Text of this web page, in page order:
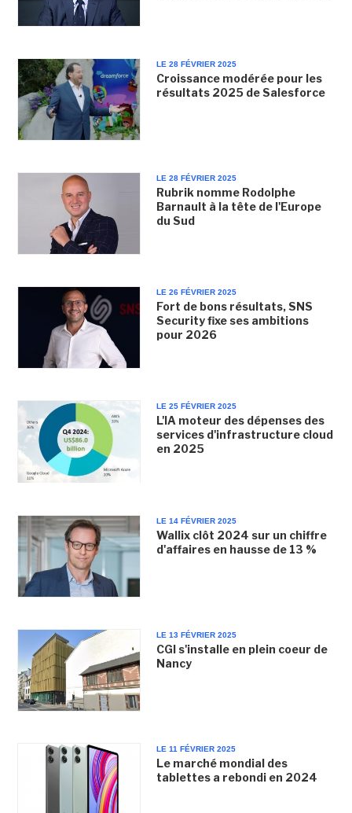
LE 28 FÉVRIER 2025
Croissance modérée pour les
résultats 2025 de Salesforce
LE 28 FÉVRIER 2025
Rubrik nomme Rodolphe
Barnault à la tête de l'Europe
du Sud
LE 26 FÉVRIER 2025
Fort de bons résultats, SNS
Security fixe ses ambitions
pour 2026
LE 25 FÉVRIER 2025
L'IA moteur des dépenses des
services d'infrastructure cloud
en 2025
LE 14 FÉVRIER 2025
Wallix clôt 2024 sur un chiffre
d'affaires en hausse de 13 %
LE 13 FÉVRIER 2025
CGI s'installe en plein coeur de
Nancy
LE 11 FÉVRIER 2025
Le marché mondial des
tablettes a rebondi en 2024